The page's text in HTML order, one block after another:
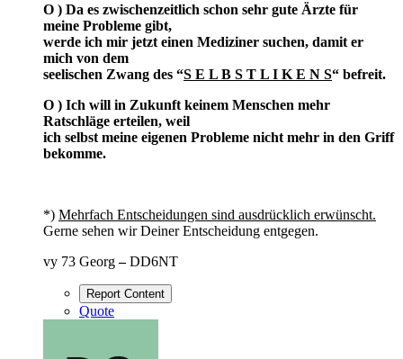
O ) Da es zwischenzeitlich schon sehr gute Ärzte für
meine Probleme gibt,
werde ich mir jetzt einen Mediziner suchen, damit er
mich von dem
seelischen Zwang des “S E L B S T L I K E N S“ befreit.
O ) Ich will in Zukunft keinem Menschen mehr
Ratschläge erteilen, weil
ich selbst meine eigenen Probleme nicht mehr in den Griff
bekomme.
*) Mehrfach Entscheidungen sind ausdrücklich erwünscht.
Gerne sehen wir Deiner Entscheidung entgegen.
vy 73 Georg–DD6NT
Report Content
Quote